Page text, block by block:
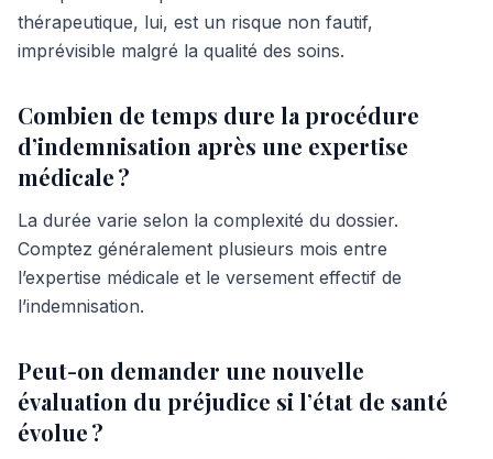
thérapeutique, lui, est un risque non fautif,
imprévisible malgré la qualité des soins.
Combien de temps dure la procédure
d’indemnisation après une expertise
médicale ?
La durée varie selon la complexité du dossier.
Comptez généralement plusieurs mois entre
l’expertise médicale et le versement effectif de
l’indemnisation.
Peut-on demander une nouvelle
évaluation du préjudice si l’état de santé
évolue ?